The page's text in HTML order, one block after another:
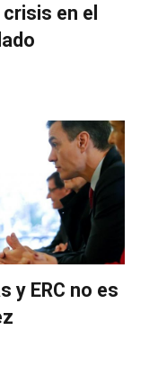
en el
y ERC no es